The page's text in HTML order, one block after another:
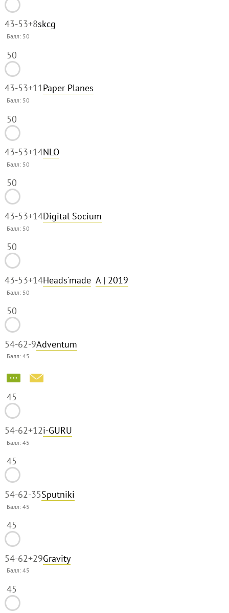
43-53+8skcg
Балл: 50
50
43-53+11Paper Planes
Балл: 50
50
43-53+14NLO
Балл: 50
50
43-53+14Digital Socium
Балл: 50
50
43-53+14Heads'made A| 2019
Балл: 50
50
54-62-9Adventum
Балл:45
45
54-62+12i-GURU
Балл:45
45
54-62-35Sputniki
Балл:45
45
54-62+29Gravity
Балл:45
45